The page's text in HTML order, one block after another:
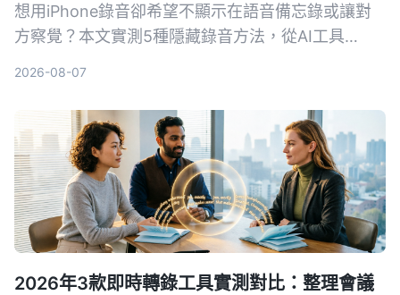
想用iPhone錄音卻希望不顯示在語音備忘錄或讓對
方察覺？本文實測5種隱藏錄音方法，從AI工具
2026-08-07
2026年3款即時轉錄工具實測對比：整理會議